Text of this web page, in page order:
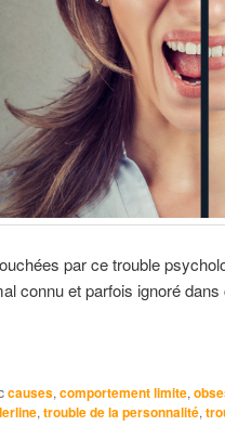
par ce trouble
connu et parfois ignoré
causes, comportement limite,
, trouble de la personnalité,